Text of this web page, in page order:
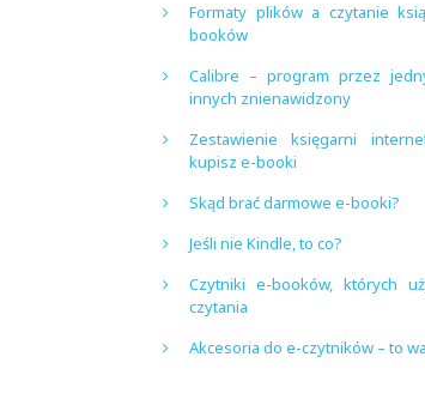
Formaty plików a czytanie
booków
Calibre – program przez
innych znienawidzony
Zestawienie księgarni
kupisz e-booki
Skąd brać darmowe e-booki?
Jeśli nie Kindle, to co?
Czytniki e-booków, których
czytania
Akcesoria do e-czytników – to